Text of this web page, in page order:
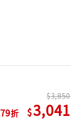
79
3,850
3,041